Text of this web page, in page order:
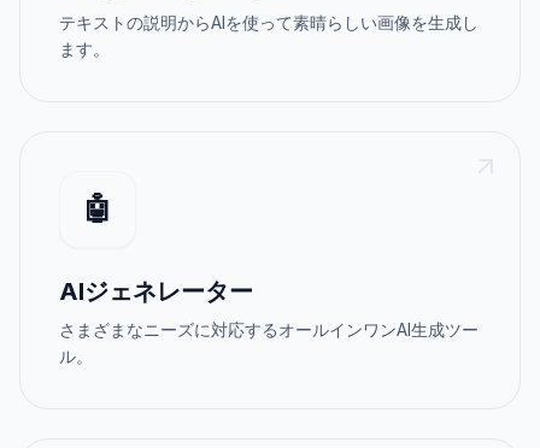
テキストの説明からAIを使って素晴らしい画像を生成し
ます。
🤖
AIジェネレーター
さまざまなニーズに対応するオールインワンAI生成ツー
ル。